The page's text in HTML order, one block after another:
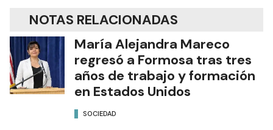
NOTAS RELACIONADAS
María Alejandra Mareco
regresó a Formosa tras tres
años de trabajo y formación
en Estados Unidos
SOCIEDAD